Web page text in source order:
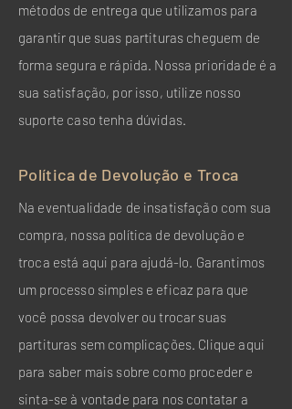
métodos de entrega que utilizamos para
garantir que suas partituras cheguem de
forma segura e rápida. Nossa prioridade é a
sua satisfação, por isso, utilize nosso
suporte caso tenha dúvidas.
Política de Devolução e Troca
Na eventualidade de insatisfação com sua
compra, nossa política de devolução e
troca está aqui para ajudá-lo. Garantimos
um processo simples e eficaz para que
você possa devolver ou trocar suas
partituras sem complicações. Clique aqui
para saber mais sobre como proceder e
sinta-se à vontade para nos contatar a